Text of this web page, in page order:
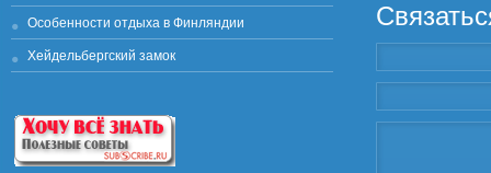
Особенности отдыха в Финляндии
Хейдельбергский замок